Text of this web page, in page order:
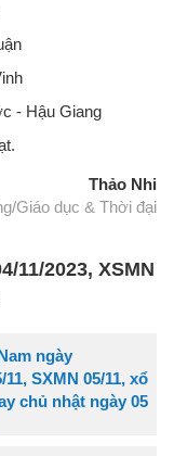
- Hậu Giang
Thảo Nhi
Giáo dục & Thời đại
11/2023, XSMN
ngày
11, SXMN 05/11, xổ
chủ nhật ngày 05